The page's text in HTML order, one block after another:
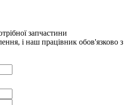
запчастини
і наш працівник обов'язково з